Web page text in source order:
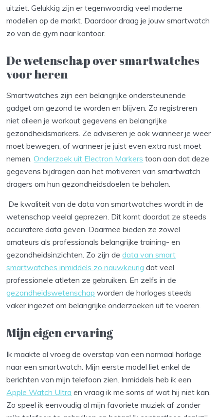
uitziet. Gelukkig zijn er tegenwoordig veel moderne
modellen op de markt. Daardoor draag je jouw smartwatch
zo van de gym naar kantoor.
De wetenschap over smartwatches
voor heren
Smartwatches zijn een belangrijke ondersteunende
gadget om gezond te worden en blijven. Zo registreren
niet alleen je workout gegevens en belangrijke
gezondheidsmarkers. Ze adviseren je ook wanneer je weer
moet bewegen, of wanneer je juist even extra rust moet
nemen.Onderzoek uit Electron Markers toon aan dat deze
gegevens bijdragen aan het motiveren van smartwatch
dragers om hun gezondheidsdoelen te behalen.
De kwaliteit van de data van smartwatches wordt in de
wetenschap veelal geprezen. Dit komt doordat ze steeds
accuratere data geven. Daarmee bieden ze zowel
amateurs als professionals belangrijke training- en
gezondheidsinzichten. Zo zijn dedata van smart
smartwatches inmiddels zo nauwkeurig dat veel
professionele atleten ze gebruiken. En zelfs in de
gezondheidswetenschap worden de horloges steeds
vaker ingezet om belangrijke onderzoeken uit te voeren.
Mijn eigen ervaring
Ik maakte al vroeg de overstap van een normaal horloge
naar een smartwatch. Mijn eerste model liet enkel de
berichten van mijn telefoon zien. Inmiddels heb ik een
Apple Watch Ultra en vraag ik me soms af wat hij niet kan.
Zo speel ik eenvoudig al mijn favoriete muziek af zonder